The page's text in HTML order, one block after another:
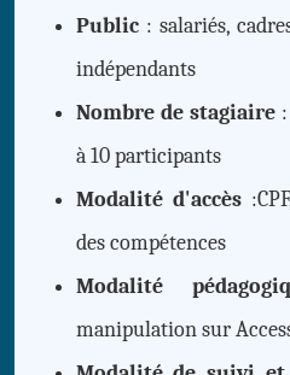
Public: salariés,
indépendants
Nombre de stagiaire:
à 10 participants
Modalité d'accès
des compétences
Modalité
manipulation sur